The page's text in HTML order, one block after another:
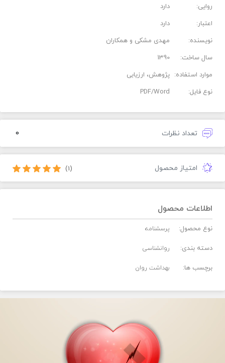
روایی:
دارد
اعتبار:
دارد
نویسنده:
مهدی مشکی و همکاران
سال ساخت:
1390
موارد استفاده: پژوهش، ارزیابی
نوع فایل:
PDF/Word
تعداد نظرات 0
امتیاز محصول (1)
اطلاعات محصول
نوع محصول: پرسشنامه
دسته بندی: روانشناسی
برچسب ها: بهداشت روان